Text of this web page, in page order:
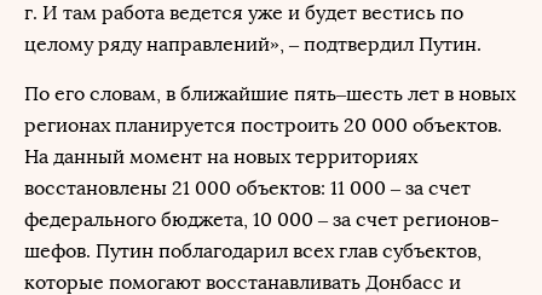
г. И там работа ведется уже и будет вестись по
целому ряду направлений», – подтвердил Путин.
По его словам, в ближайшие пять–шесть лет в новых
регионах планируется построить 20 000 объектов.
На данный момент на новых территориях
восстановлены 21 000 объектов: 11 000 – за счет
федерального бюджета, 10 000 – за счет регионов-
шефов. Путин поблагодарил всех глав субъектов,
которые помогают восстанавливать Донбасс и